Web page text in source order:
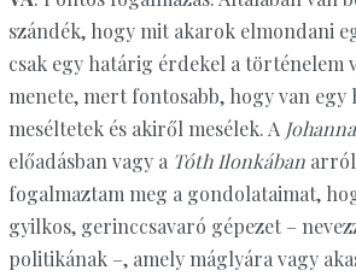
szándék, hogy mit akarok elmondani
csak egy határig érdekel a történelem
menete, mert fontosabb, hogy van egy
meséltetek és akiről mesélek. A
előadásban vagy a Tóth Ilonkábanarról
fogalmaztam meg a gondolataimat,
gyilkos, gerinccsavaró gépezet –
politikának –, amely máglyára vagy